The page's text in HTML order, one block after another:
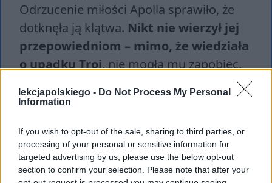
lekcjapolskiego - Do Not Process My Personal
Information
If you wish to opt-out of the sale, sharing to third parties, or
processing of your personal or sensitive information for
targeted advertising by us, please use the below opt-out
section to confirm your selection. Please note that after your
Odrzucenie miłości Apolla sprawiło, że
dotknęła ją klątwa. Nikt nie wierzył jej
przepowiedniom – mimo, że wiedziała
o upadku Troi, nie mogła mu zapobiec.